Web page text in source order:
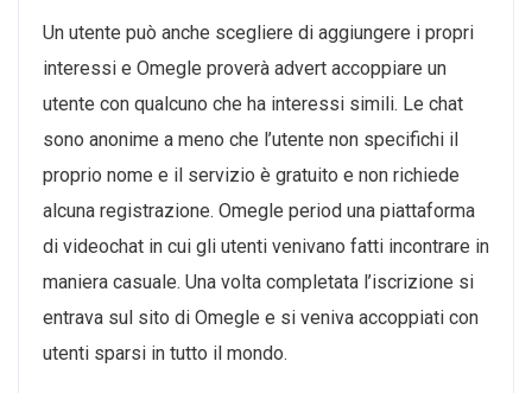
Un utente può anche scegliere di aggiungere i propri
interessi e Omegle proverà advert accoppiare un
utente con qualcuno che ha interessi simili. Le chat
sono anonime a meno che l’utente non specifichi il
proprio nome e il servizio è gratuito e non richiede
alcuna registrazione. Omegle period una piattaforma
di videochat in cui gli utenti venivano fatti incontrare in
maniera casuale. Una volta completata l’iscrizione si
entrava sul sito di Omegle e si veniva accoppiati con
utenti sparsi in tutto il mondo.